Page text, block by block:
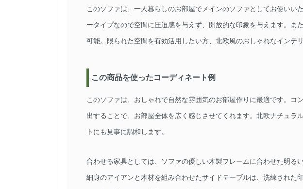
このソファは、一人暮らしのお部屋でメインのソファとしてお使い
ータイプなので空間に圧迫感を与えず、開放的な印象を与えます。
可能。限られた空間を有効活用したい方、北欧風のおしゃれなインテ
この商品を使ったコーディネート例
このソファは、おしゃれで自然な雰囲気のお部屋作りに最適です。
出することで、お部屋全体を広く感じさせてくれます。北欧ナチュ
トにも見事に調和します。
合わせる家具としては、ソファの優しい木製フレームに合わせた明る
細身のアイアンと木材を組み合わせたサイドテーブルは、洗練され